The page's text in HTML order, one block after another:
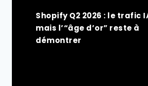
Shopify Q2 2026 : le trafic
mais l’“âge d’or” reste à
démontrer